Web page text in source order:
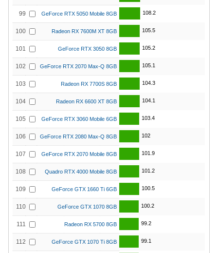
99 GeForce RTX 5050 Mobile 8GB 108.2
100 Radeon RX 7600M XT 8GB 105.5
101 GeForce RTX 3050 8GB 105.2
102 GeForce RTX 2070 Max-Q 8GB 105.1
103 Radeon RX 7700S 8GB 104.3
104 Radeon RX 6600 XT 8GB 104.1
105 GeForce RTX 3060 Mobile 6GB 103.4
106 GeForce RTX 2080 Max-Q 8GB 102
107 GeForce RTX 2070 Mobile 8GB 101.9
108 Quadro RTX 4000 Mobile 8GB 101.2
109 GeForce GTX 1660 Ti 6GB 100.5
110 GeForce GTX 1070 8GB 100.2
111 Radeon RX 5700 8GB 99.2
112 GeForce GTX 1070 Ti 8GB 99.1